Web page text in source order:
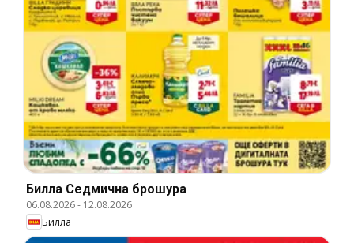
Билла Cедмична брошура
06.08.2026- 12.08.2026
Билла